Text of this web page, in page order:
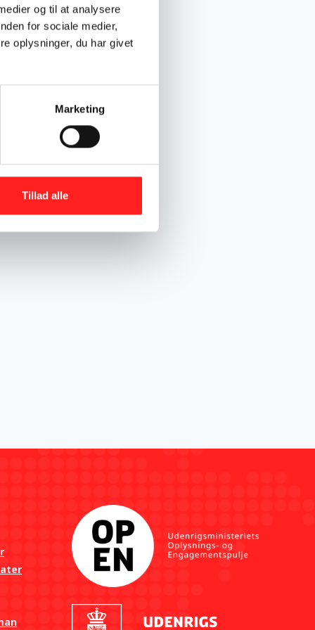
og til at analysere
for sociale medier,
oplysninger, du har givet
Marketing
Tillad alle